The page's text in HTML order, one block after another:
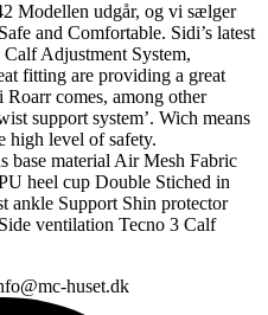
Modellen udgår, og vi sælger
and Comfortable. Sidi’s latest
Adjustment System,
fitting are providing a great
comes, among other
support system’. Wich means
high level of safety.
base material Air Mesh Fabric
heel cup Double Stiched in
ankle Support Shin protector
ventilation Tecno 3 Calf
huset.dk